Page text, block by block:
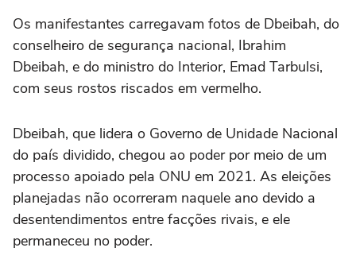
Os manifestantes carregavam fotos de Dbeibah, do
conselheiro de segurança nacional, Ibrahim
Dbeibah, e do ministro do Interior, Emad Tarbulsi,
com seus rostos riscados em vermelho.
Dbeibah, que lidera o Governo de Unidade Nacional
do país dividido, chegou ao poder por meio de um
processo apoiado pela ONU em 2021. As eleições
planejadas não ocorreram naquele ano devido a
desentendimentos entre facções rivais, e ele
permaneceu no poder.